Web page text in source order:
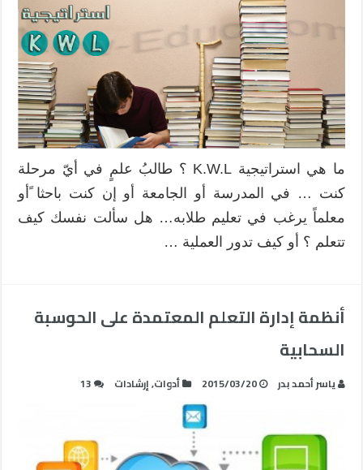
ما هي استراتيجية K.W.L ؟ طالبُ علمٍ في أيّ مرحلة
كنت … في المدرسة أو الجامعة أو إن كنت باحثا ًأو
معلماً يرغب في تعليم طلابه… هل سألت نفسك كيف
تتعلم ؟ أو كيف تدور العملية …
أنظمة إدارة التعلم المعتمدة على الحوسبة
السحابية
ياسر أحمد بدر 2015/03/20 أدوات,إرشادات 13